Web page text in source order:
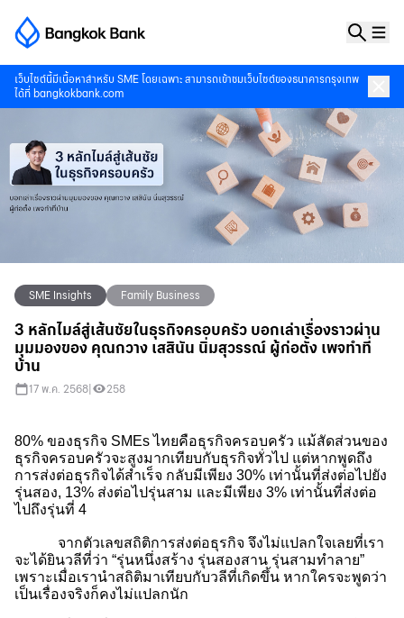
เว็บไซต์นี้มีเนื้อหาสำหรับ SME โดยเฉพาะ สามารถเข้าชมเว็บไซต์ของธนาคารกรุงเทพ
ได้ที่ bangkokbank.com
SME Insights Family Business
3 หลักไมล์สู่เส้นชัยในธุรกิจครอบครัว บอกเล่าเรื่องราวผ่าน
มุมมองของ คุณกวาง เสสินัน นิ่มสุวรรณ์ ผู้ก่อตั้ง เพจทำที่
บ้าน
17 พ.ค. 2568 258
80% ของธุรกิจ SMEs ไทยคือธุรกิจครอบครัว แม้สัดส่วนของ
ธุรกิจครอบครัวจะสูงมากเทียบกับธุรกิจทั่วไป แต่หากพูดถึง
การส่งต่อธุรกิจได้สำเร็จ กลับมีเพียง 30% เท่านั้นที่ส่งต่อไปยัง
รุ่นสอง, 13% ส่งต่อไปรุ่นสาม และมีเพียง 3% เท่านั้นที่ส่งต่อ
ไปถึงรุ่นที่ 4
จากตัวเลขสถิติการส่งต่อธุรกิจ จึงไม่แปลกใจเลยที่เรา
จะได้ยินวลีที่ว่า “รุ่นหนึ่งสร้าง รุ่นสองสาน รุ่นสามทำลาย”
เพราะเมื่อเรานำสถิติมาเทียบกับวลีที่เกิดขึ้น หากใครจะพูดว่า
เป็นเรื่องจริงก็คงไม่แปลกนัก